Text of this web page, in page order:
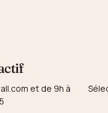
et de 9h à